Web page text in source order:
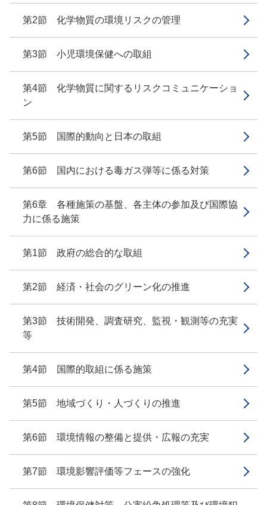
第2節 化学物質の環境リスクの管理
第3節 小児環境保健への取組
第4節 化学物質に関するリスクコミュニケーショ
ン
第5節 国際的動向と日本の取組
第6節 国内における毒ガス弾等に係る対策
第6章 各種施策の基盤、各主体の参加及び国際協
力に係る施策
第1節 政府の総合的な取組
第2節 経済・社会のグリーン化の推進
第3節 技術開発、調査研究、監視・観測等の充実
等
第4節 国際的取組に係る施策
第5節 地域づくり・人づくりの推進
第6節 環境情報の整備と提供・広報の充実
第7節 環境影響評価等フェースの強化